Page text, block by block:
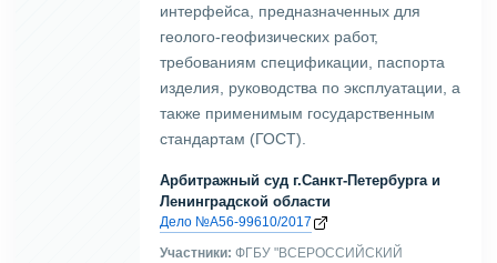
интерфейса, предназначенных для
геолого-геофизических работ,
требованиям спецификации, паспорта
изделия, руководства по эксплуатации, а
также применимым государственным
стандартам (ГОСТ).
Арбитражный суд г.Санкт-Петербурга и
Ленинградской области
Дело №А56-99610/2017
Участники: ФГБУ "ВСЕРОССИЙСКИЙ